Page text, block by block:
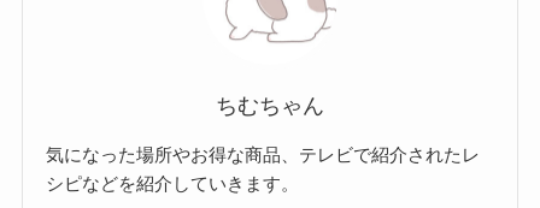
ちむちゃん
気になった場所やお得な商品、テレビで紹介されたレ
シピなどを紹介していきます。